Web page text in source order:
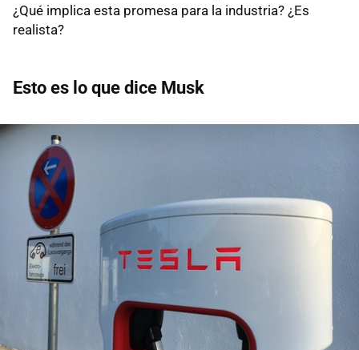
¿Qué implica esta promesa para la industria? ¿Es
realista?
Esto es lo que dice Musk